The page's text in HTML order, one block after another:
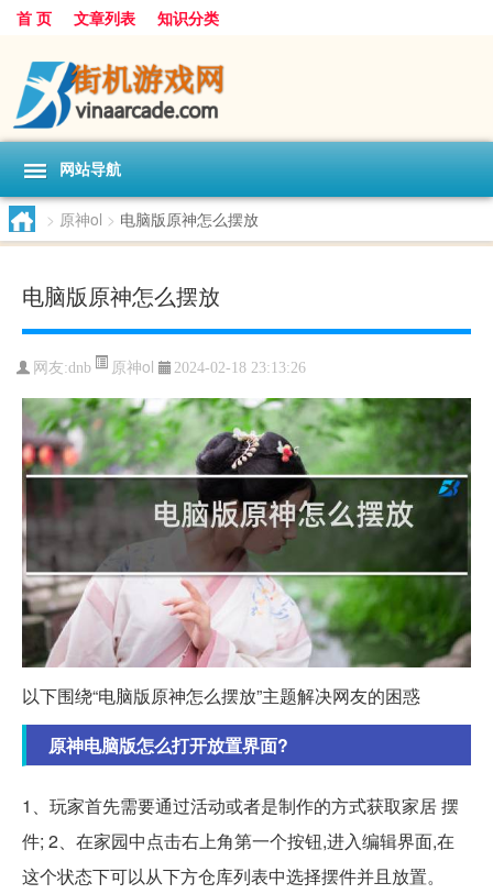
首 页 文章列表 知识分类
网站导航
> 原神ol > 电脑版原神怎么摆放
电脑版原神怎么摆放
网友:dnb 原神ol 2024-02-18 23:13:26
以下围绕“电脑版原神怎么摆放”主题解决网友的困惑
原神电脑版怎么打开放置界面?
1、玩家首先需要通过活动或者是制作的方式获取家居 摆
件; 2、在家园中点击右上角第一个按钮,进入编辑界面,在
这个状态下可以从下方仓库列表中选择摆件并且放置。